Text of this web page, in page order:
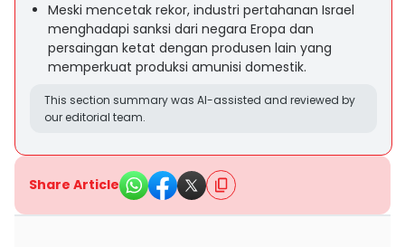
Meski mencetak rekor, industri pertahanan Israel
menghadapi sanksi dari negara Eropa dan
persaingan ketat dengan produsen lain yang
memperkuat produksi amunisi domestik.
This section summary was AI-assisted and reviewed by
our editorial team.
Share Article